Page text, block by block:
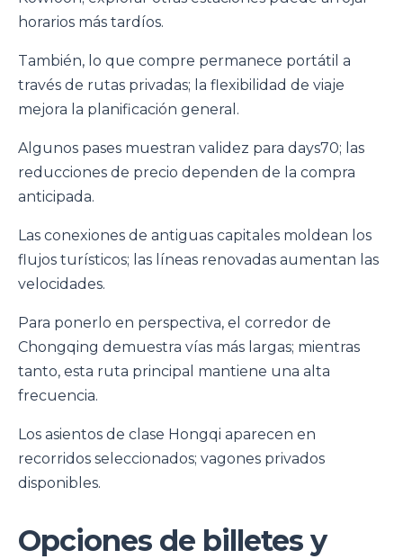
horarios más tardíos.
También, lo que compre permanece portátil a
través de rutas privadas; la flexibilidad de viaje
mejora la planificación general.
Algunos pases muestran validez para days70; las
reducciones de precio dependen de la compra
anticipada.
Las conexiones de antiguas capitales moldean los
flujos turísticos; las líneas renovadas aumentan las
velocidades.
Para ponerlo en perspectiva, el corredor de
Chongqing demuestra vías más largas; mientras
tanto, esta ruta principal mantiene una alta
frecuencia.
Los asientos de clase Hongqi aparecen en
recorridos seleccionados; vagones privados
disponibles.
Opciones de billetes y